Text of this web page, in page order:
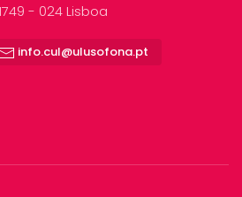
- 024 Lisboa
info.cul@ulusofona.pt